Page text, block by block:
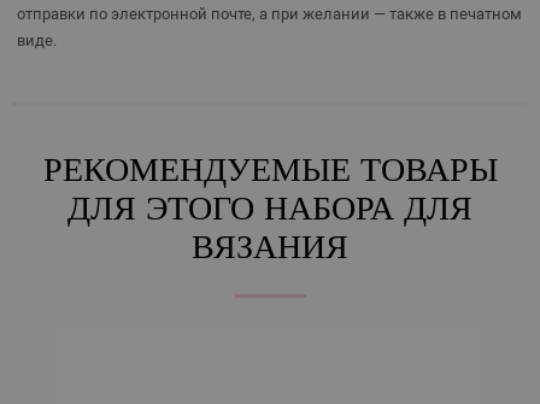
отправки по электронной почте, а при желании — также в печатном
виде.
РЕКОМЕНДУЕМЫЕ ТОВАРЫ
ДЛЯ ЭТОГО НАБОРА ДЛЯ
ВЯЗАНИЯ